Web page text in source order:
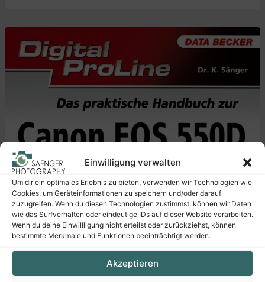
Einwilligung verwalten
Um dir ein optimales Erlebnis zu bieten, verwenden wir Technologien wie
Cookies, um Geräteinformationen zu speichern und/oder darauf
zuzugreifen. Wenn du diesen Technologien zustimmst, können wir Daten
wie das Surfverhalten oder eindeutige IDs auf dieser Website verarbeiten.
Wenn du deine Einwillligung nicht erteilst oder zurückziehst, können
bestimmte Merkmale und Funktionen beeinträchtigt werden.
Akzeptieren